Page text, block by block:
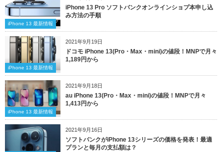
iPhone 13 最新情報
iPhone 13 Pro ソフトバンクオンラインショプ本申し込
み方法の手順
2021年9月19日
iPhone 13 最新情報
ドコモ iPhone 13(Pro・Max・mini)の値段！MNPで月々
1,189円から
2021年9月18日
iPhone 13 最新情報
au iPhone 13(Pro・Max・mini)の値段！MNPで月々
1,413円から
2021年9月16日
ソフトバンクがiPhone 13シリーズの価格を発表！最適
プランと毎月の支払額は？